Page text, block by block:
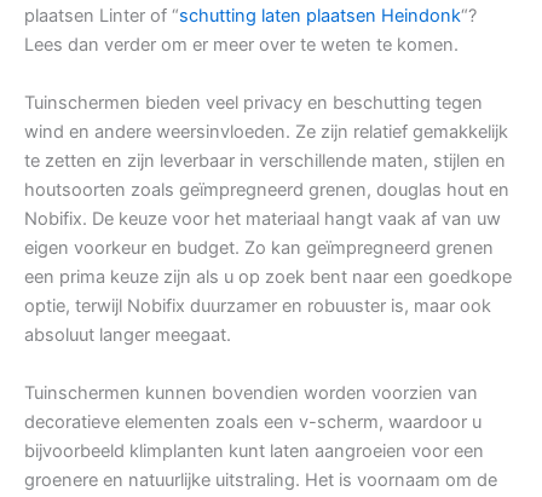
plaatsen Linter of “schutting laten plaatsen Heindonk“?
Lees dan verder om er meer over te weten te komen.
Tuinschermen bieden veel privacy en beschutting tegen
wind en andere weersinvloeden. Ze zijn relatief gemakkelijk
te zetten en zijn leverbaar in verschillende maten, stijlen en
houtsoorten zoals geïmpregneerd grenen, douglas hout en
Nobifix. De keuze voor het materiaal hangt vaak af van uw
eigen voorkeur en budget. Zo kan geïmpregneerd grenen
een prima keuze zijn als u op zoek bent naar een goedkope
optie, terwijl Nobifix duurzamer en robuuster is, maar ook
absoluut langer meegaat.
Tuinschermen kunnen bovendien worden voorzien van
decoratieve elementen zoals een v-scherm, waardoor u
bijvoorbeeld klimplanten kunt laten aangroeien voor een
groenere en natuurlijke uitstraling. Het is voornaam om de